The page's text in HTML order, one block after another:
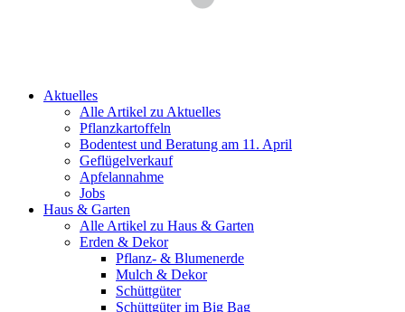
Aktuelles
Alle Artikel zu Aktuelles
Pflanzkartoffeln
Bodentest und Beratung am 11. April
Geflügelverkauf
Apfelannahme
Jobs
Haus & Garten
Alle Artikel zu Haus & Garten
Erden & Dekor
Pflanz- & Blumenerde
Mulch & Dekor
Schüttgüter
Schüttgüter im Big Bag